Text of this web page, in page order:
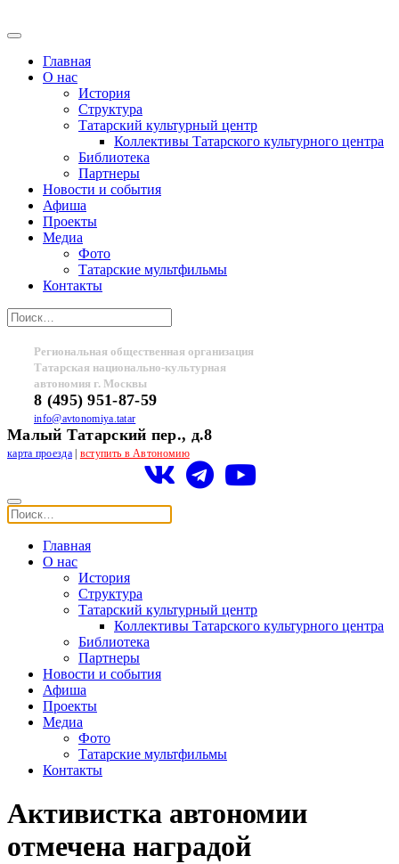
Главная
О нас
История
Структура
Татарский культурный центр
Коллективы Татарского культурного центра
Библиотека
Партнеры
Новости и события
Афиша
Проекты
Медиа
Фото
Татарские мультфильмы
Контакты
Региональная общественная организация
Татарская национально-культурная
автономия г. Москвы
8 (495) 951-87-59
info@avtonomiya.tatar
Малый Татарский пер., д.8
карта проезда| вступить в Автономию
Главная
О нас
История
Структура
Татарский культурный центр
Коллективы Татарского культурного центра
Библиотека
Партнеры
Новости и события
Афиша
Проекты
Медиа
Фото
Татарские мультфильмы
Контакты
Активистка автономии
отмечена наградой